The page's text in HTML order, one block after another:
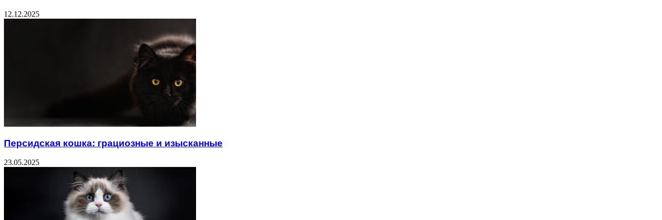
12.12.2025
Персидская кошка: грациозные и изысканные
23.05.2025